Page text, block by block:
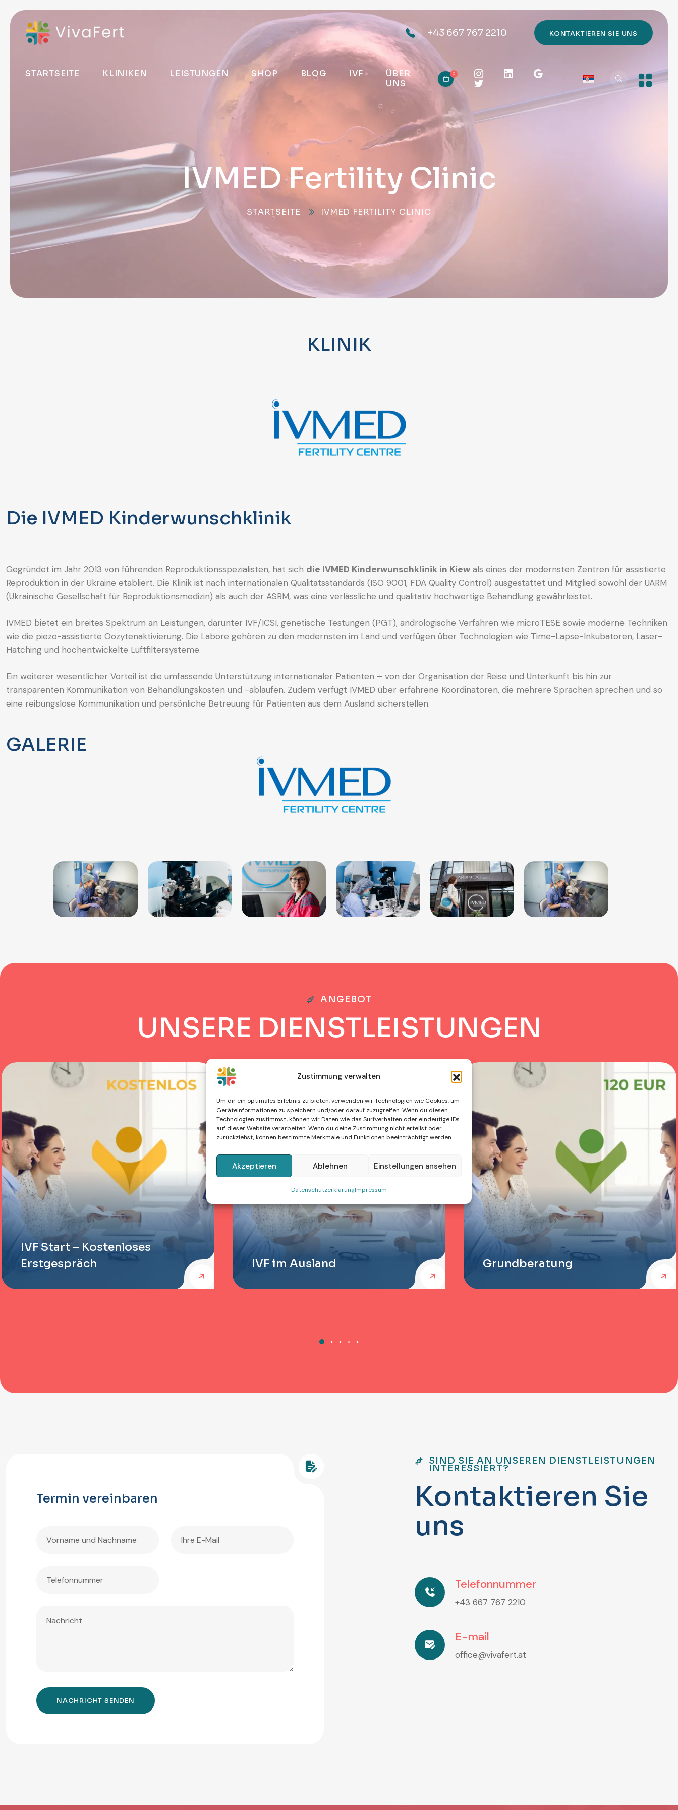
Zustimmung verwalten
Um dir ein optimales Erlebnis zu bieten, verwenden wir Technologien wie Cookies, um
Geräteinformationen zu speichern und/oder darauf zuzugreifen. Wenn du diesen
Technologien zustimmst, können wir Daten wie das Surfverhalten oder eindeutige IDs
auf dieser Website verarbeiten. Wenn du deine Zustimmung nicht erteilst oder
zurückziehst, können bestimmte Merkmale und Funktionen beeinträchtigt werden.
Akzeptieren Ablehnen Einstellungen ansehen
DatenschutzerklärungImpressum
+43 667 767 2210 KONTAKTIEREN SIE UNS
STARTSEITE KLINIKEN LEISTUNGEN SHOP BLOG IVF
ÜBER
UNS
0
IVMED Fertility Clinic
STARTSEITE IVMED FERTILITY CLINIC
KLINIK
Die IVMED Kinderwunschklinik
Gegründet im Jahr 2013 von führenden Reproduktionsspezialisten, hat sich die IVMED Kinderwunschklinik in Kiew als eines der modernsten Zentren für assistierte
Reproduktion in der Ukraine etabliert. Die Klinik ist nach internationalen Qualitätsstandards (ISO 9001, FDA Quality Control) ausgestattet und Mitglied sowohl der UARM
(Ukrainische Gesellschaft für Reproduktionsmedizin) als auch der ASRM, was eine verlässliche und qualitativ hochwertige Behandlung gewährleistet.
IVMED bietet ein breites Spektrum an Leistungen, darunter IVF/ICSI, genetische Testungen (PGT), andrologische Verfahren wie microTESE sowie moderne Techniken
wie die piezo-assistierte Oozytenaktivierung. Die Labore gehören zu den modernsten im Land und verfügen über Technologien wie Time-Lapse-Inkubatoren, Laser-
Hatching und hochentwickelte Luftfiltersysteme.
Ein weiterer wesentlicher Vorteil ist die umfassende Unterstützung internationaler Patienten – von der Organisation der Reise und Unterkunft bis hin zur
transparenten Kommunikation von Behandlungskosten und -abläufen. Zudem verfügt IVMED über erfahrene Koordinatoren, die mehrere Sprachen sprechen und so
eine reibungslose Kommunikation und persönliche Betreuung für Patienten aus dem Ausland sicherstellen.
GALERIE
ANGEBOT
UNSERE DIENSTLEISTUNGEN
IVF Start – Kostenloses
Erstgespräch
IVF im Ausland Grundberatung
Termin vereinbaren
SIND SIE AN UNSEREN DIENSTLEISTUNGEN
INTERESSIERT?
Kontaktieren Sie
uns
Telefonnummer
+43 667 767 2210
E-mail
office@vivafert.at